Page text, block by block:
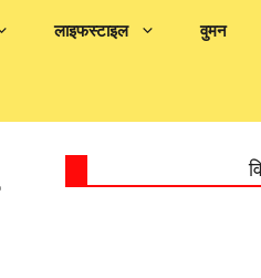
लाइफस्टाइल वुमन